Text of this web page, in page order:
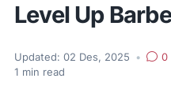
Level Up
Updated: 02 Des, 2025 •
0
1 min read